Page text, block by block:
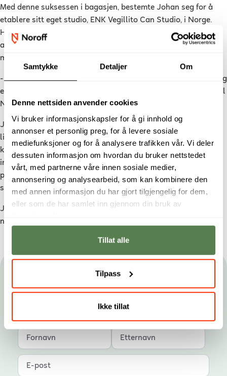
Samtykke Detaljer Om
Denne nettsiden anvender cookies
Vi bruker informasjonskapsler for å gi innhold og
annonser et personlig preg, for å levere sosiale
mediefunksjoner og for å analysere trafikken vår. Vi deler
dessuten informasjon om hvordan du bruker nettstedet
vårt, med partnerne våre innen sosiale medier,
annonsering og analysearbeid, som kan kombinere den
med annen informasjon du har gjort tilgjengelig for dem,
eller som de har samlet inn gjennom din bruk av
Tillat alle
Tilpass
Ikke tillat
Med denne suksessen i bagasjen, bestemte Johan seg for å
etablere sitt eget studio, ENK Vegillito Can Studio, i Norge.
Hans mål er å sette Norge på kartet innen spill- og
animasjonsindustrien ved å tilby et godt forretningsmiljø og
muligheter for norske talenter.
- Mitt mål er å skape et firma med en god forretningsmodell og
et fantastisk arbeidsmiljø, slik at vi kan få inn store talenter til
Norge og utvide bransjen i Norge generelt, sier Johan.
Johan Can har vist hvordan en kombinasjon av utdanning,
lidenskap og dedikasjon kan føre til suksess i den
konkurranseutsatte spillindustrien. Hans historie er en
inspirasjon for kommende spilldesignere og et bevis på
potensialet i Norge for å utvikle seg som et sentrum for
spillindustrien.
Johan gjør mye spennende du kan ta en titt på gjennom
nettsiden hans
Hold deg oppdatert
Noroff. Du kan når som helst melde deg av.
Fornavn
Etternavn
E-post